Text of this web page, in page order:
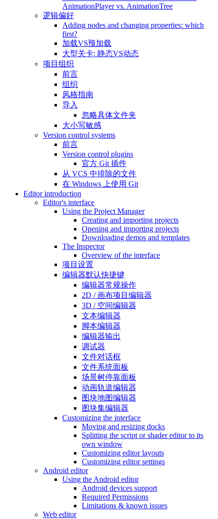
AnimationPlayer vs. AnimationTree
逻辑偏好
Adding nodes and changing properties: which
first?
加载VS预加载
大型关卡: 静态VS动态
项目组织
前言
组织
风格指南
导入
忽略具体文件夹
大小写敏感
Version control systems
前言
Version control plugins
官方 Git 插件
从 VCS 中排除的文件
在 Windows 上使用 Git
Editor introduction
Editor's interface
Using the Project Manager
Creating and importing projects
Opening and importing projects
Downloading demos and templates
The Inspector
Overview of the interface
项目设置
编辑器默认快捷键
编辑器常规操作
2D / 画布项目编辑器
3D / 空间编辑器
文本编辑器
脚本编辑器
编辑器输出
调试器
文件对话框
文件系统面板
场景树停靠面板
动画轨道编辑器
图块地图编辑器
图块集编辑器
Customizing the interface
Moving and resizing docks
Splitting the script or shader editor to its
own window
Customizing editor layouts
Customizing editor settings
Android editor
Using the Android editor
Android devices support
Required Permissions
Limitations & known issues
Web editor